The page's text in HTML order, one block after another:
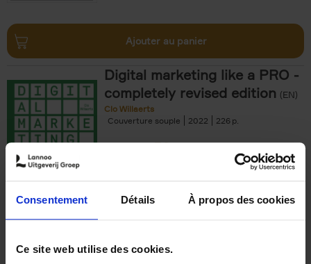
Consentement Détails À propos des cookies
Ce site web utilise des cookies.
Ajouter au panier
Digital marketing like a PRO -
completely revised edition (EN)
Clo Willaerts
Couverture souple
2022 226
€35,50